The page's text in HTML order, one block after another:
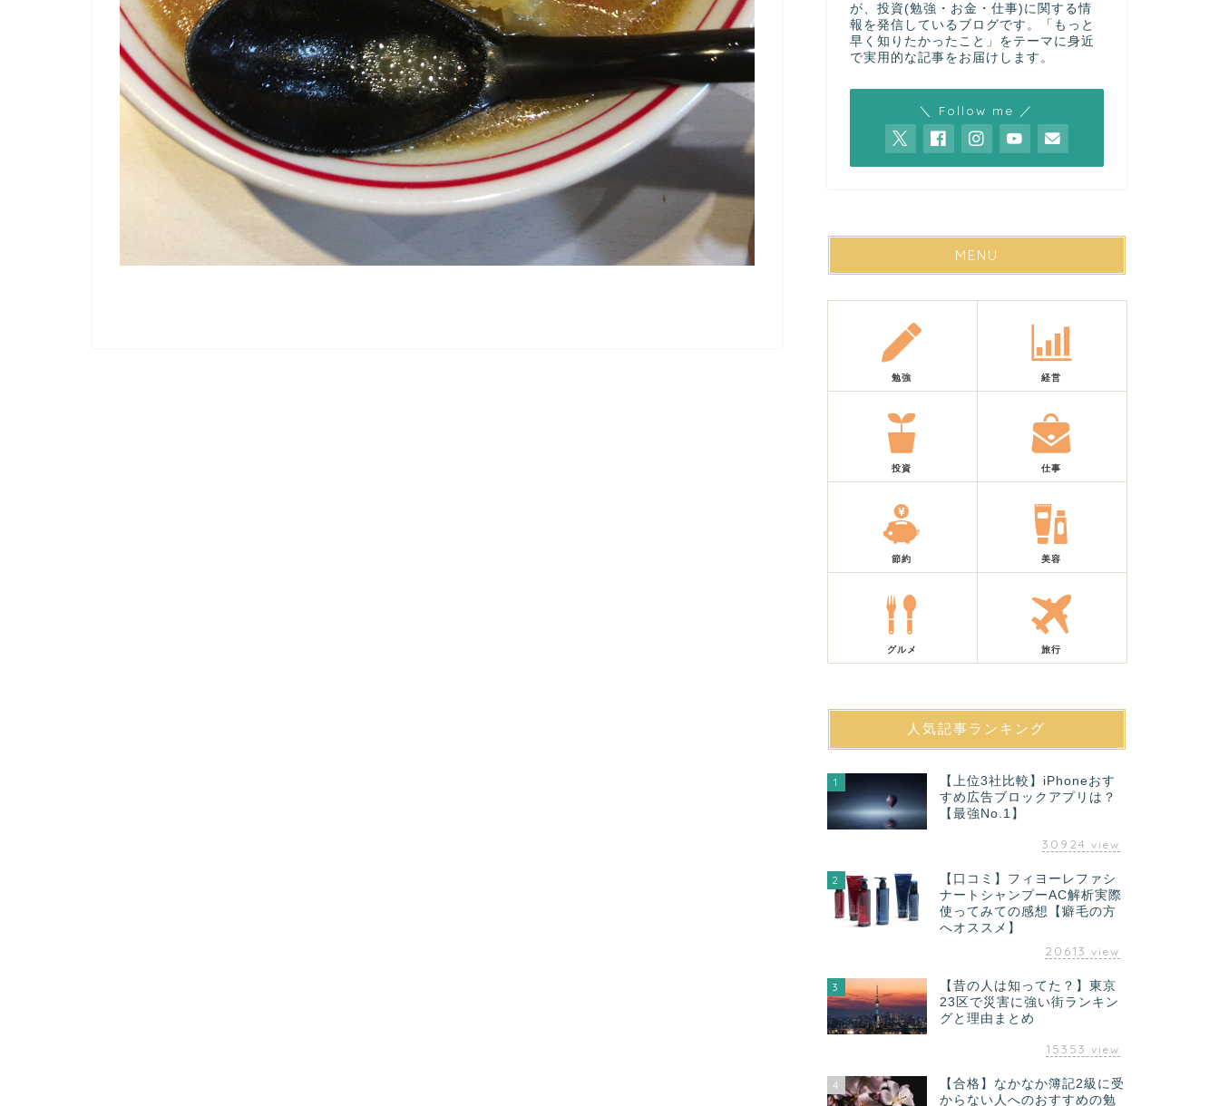
が、投資(勉強・お金・仕事)に関する情
報を発信しているブログです。「もっと
早く知りたかったこと」をテーマに身近
で実用的な記事をお届けします。
＼ Follow me ／
MENU
勉強 経営
投資 仕事
節約 美容
グルメ 旅行
人気記事ランキング
1
【上位3社比較】iPhoneおす
すめ広告ブロックアプリは？
【最強No.1】
30924 view
2
【口コミ】フィヨーレファシ
ナートシャンプーAC解析実際
使ってみての感想【癖毛の方
へオススメ】
20613 view
3
【昔の人は知ってた？】東京
23区で災害に強い街ランキン
グと理由まとめ
15353 view
4
【合格】なかなか簿記2級に受
からない人へのおすすめの勉